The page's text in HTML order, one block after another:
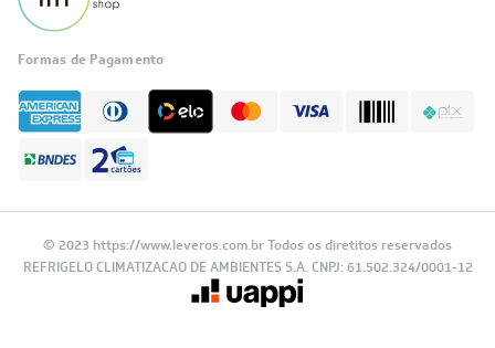
Formas de Pagamento
© 2023 https://www.leveros.com.br Todos os diretitos reservados
REFRIGELO CLIMATIZACAO DE AMBIENTES S.A. CNPJ: 61.502.324/0001-12